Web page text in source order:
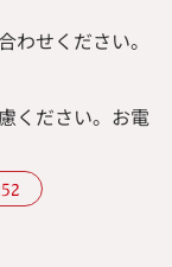
せください。
ください。 お電